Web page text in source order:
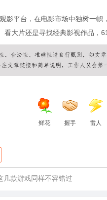
影平台，在电影市场中独树一
看大片还是寻找经典影视作品
鲜花 握手 雷人
几款游戏同样不容错过